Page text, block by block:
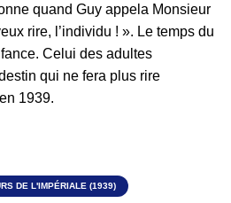
quand Guy appela Monsieur
rire, l’individu ! ». Le temps du
Celui des adultes
qui ne fera plus rire
1939.
DE L'IMPÉRIALE (1939)